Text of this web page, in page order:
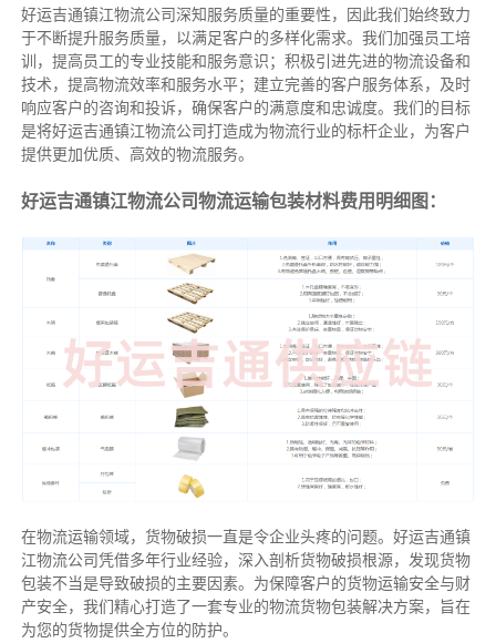
好运吉通镇江物流公司深知服务质量的重要性，因此我们始终致力
于不断提升服务质量，以满足客户的多样化需求。我们加强员工培
训，提高员工的专业技能和服务意识；积极引进先进的物流设备和
技术，提高物流效率和服务水平；建立完善的客户服务体系，及时
响应客户的咨询和投诉，确保客户的满意度和忠诚度。我们的目标
是将好运吉通镇江物流公司打造成为物流行业的标杆企业，为客户
提供更加优质、高效的物流服务。
好运吉通镇江物流公司物流运输包装材料费用明细图：
在物流运输领域，货物破损一直是令企业头疼的问题。好运吉通镇
江物流公司凭借多年行业经验，深入剖析货物破损根源，发现货物
包装不当是导致破损的主要因素。为保障客户的货物运输安全与财
产安全，我们精心打造了一套专业的物流货物包装解决方案，旨在
为您的货物提供全方位的防护。